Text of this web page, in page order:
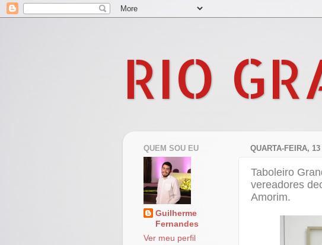
RIO
QUARTA-FEIRA,
Taboleiro
vereadores
Amorim.
QUEM SOU EU
Guilherme
Fernandes
Ver meu perfil